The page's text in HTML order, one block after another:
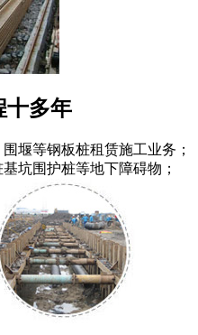
十多年
堰等钢板桩租赁施工业务；
坑围护桩等地下障碍物；